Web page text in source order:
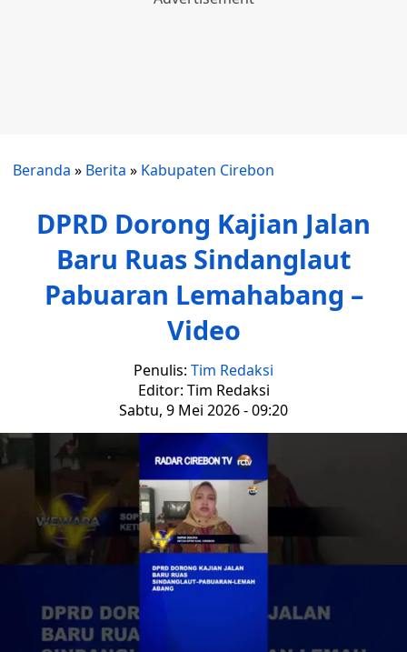
Beranda » Berita » Kabupaten Cirebon
DPRD Dorong Kajian Jalan
Baru Ruas Sindanglaut
Pabuaran Lemahabang –
Video
Penulis: Tim Redaksi
Editor: Tim Redaksi
Sabtu, 9 Mei 2026 - 09:20